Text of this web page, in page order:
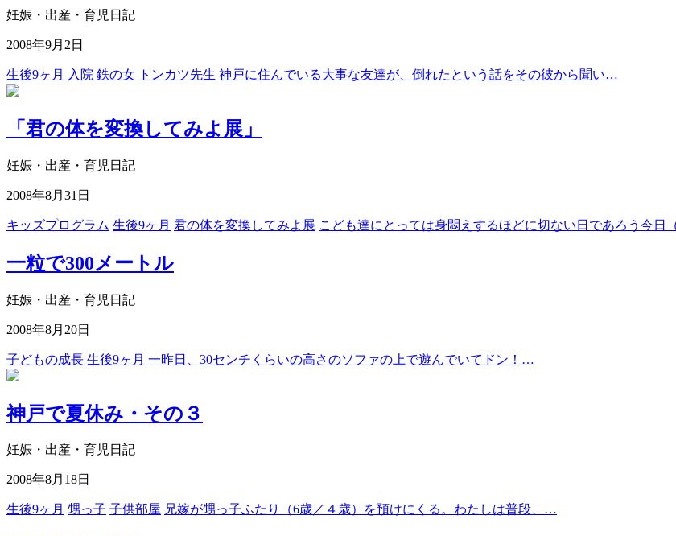
妊娠・出産・育児日記
2008年9月2日
生後9ヶ月 入院 鉄の女 トンカツ先生 神戸に住んでいる大事な友達が、倒れたという話をその彼から聞い…
「君の体を変換してみよ展」
妊娠・出産・育児日記
2008年8月31日
キッズプログラム 生後9ヶ月 君の体を変換してみよ展 こども達にとっては身悶えするほどに切ない日であろう今日
一粒で300メートル
妊娠・出産・育児日記
2008年8月20日
子どもの成長 生後9ヶ月 一昨日、30センチくらいの高さのソファの上で遊んでいてドン！…
神戸で夏休み・その３
妊娠・出産・育児日記
2008年8月18日
生後9ヶ月 甥っ子 子供部屋 兄嫁が甥っ子ふたり（6歳／４歳）を預けにくる。わたしは普段、…